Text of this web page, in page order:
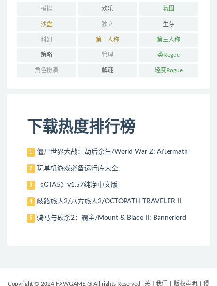
模拟 欢乐 氛围
沙盒 独立 生存
科幻 第一人称 第三人称
策略 管理 类Rogue
角色扮演 解谜 轻度Rogue
下载热度排行榜
1 僵尸世界大战：劫后余生/World War Z: Aftermath
2 玩单机游戏必备运行库大全
3 《GTA5》v1.57纯净中文版
4 歧路旅人2/八方旅人2/OCTOPATH TRAVELER II
5 骑马与砍杀2：霸主/Mount & Blade II: Bannerlord
Copyright © 2024 FXWGAME @ All rights Reserved 关于我们 版权声明 侵